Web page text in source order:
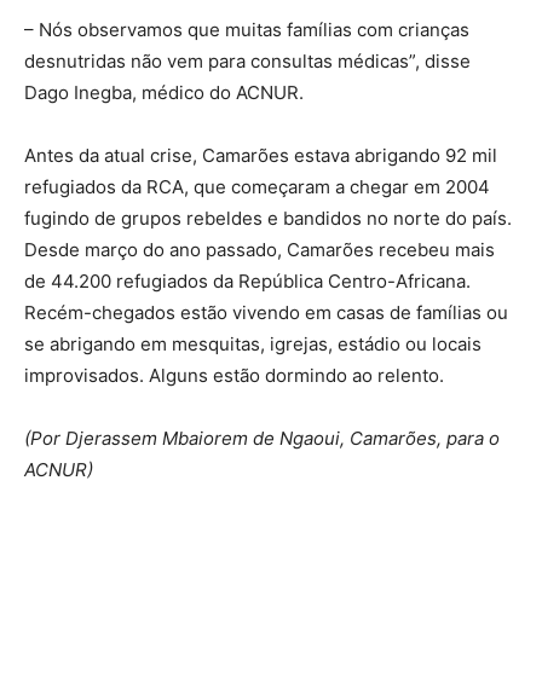
– Nós observamos que muitas famílias com crianças
desnutridas não vem para consultas médicas”, disse
Dago Inegba, médico do ACNUR.
Antes da atual crise, Camarões estava abrigando 92 mil
refugiados da RCA, que começaram a chegar em 2004
fugindo de grupos rebeldes e bandidos no norte do país.
Desde março do ano passado, Camarões recebeu mais
de 44.200 refugiados da República Centro-Africana.
Recém-chegados estão vivendo em casas de famílias ou
se abrigando em mesquitas, igrejas, estádio ou locais
improvisados. Alguns estão dormindo ao relento.
(Por Djerassem Mbaiorem de Ngaoui, Camarões, para o
ACNUR)